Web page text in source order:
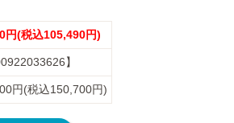
円(税込105,490円)
】
円(税込150,700円)